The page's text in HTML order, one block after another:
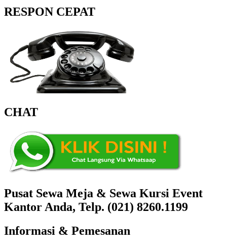
RESPON CEPAT
CHAT
Pusat Sewa Meja & Sewa Kursi Event
Kantor Anda, Telp. (021) 8260.1199
Informasi & Pemesanan